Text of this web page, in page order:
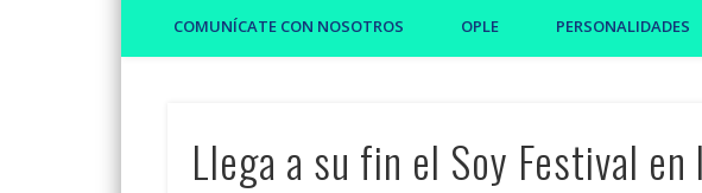
COMUNÍCATE CON NOSOTROS OPLE PERSONALIDADES
Llega a su fin el Soy Festival en